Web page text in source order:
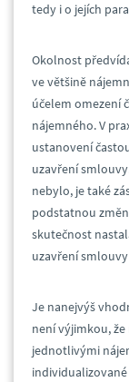
tedy i o jejích
Okolnost
ve většině
účelem omezení
nájemného. V
ustanovení
uzavření
nebylo, je také
podstatnou
skutečnost
uzavření
Je nanejvýš
není výjimkou,
jednotlivými